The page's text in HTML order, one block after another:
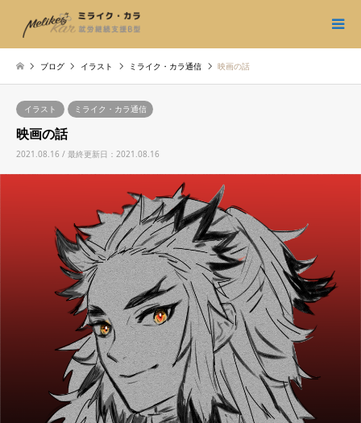
ブログ イラスト ミライク・カラ通信 映画の話
イラスト ミライク・カラ通信
映画の話
2021.08.16 / 最終更新日：2021.08.16